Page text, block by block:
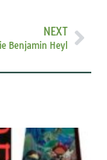
NEXT
Benjamin Heyl